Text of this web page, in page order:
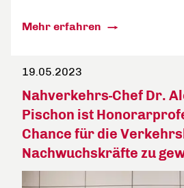
Mehr erfahren
19.05.2023
Nahverkehrs-Chef Dr.
Pischon ist
Chance für die
Nachwuchskräfte zu